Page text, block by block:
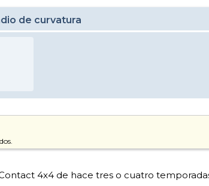
de curvatura
4x4 de hace tres o cuatro